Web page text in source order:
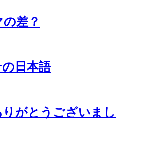
差？
日本語
がとうございまし